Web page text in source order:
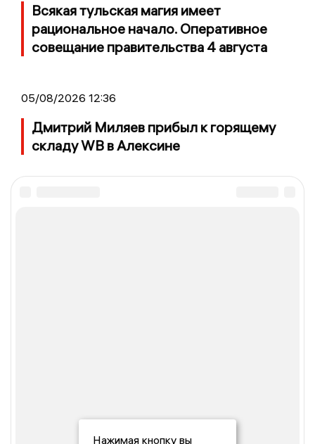
Всякая тульская магия имеет
рациональное начало. Оперативное
совещание правительства 4 августа
05/08/2026 12:36
Дмитрий Миляев прибыл к горящему
складу WB в Алексине
Нажимая кнопку вы